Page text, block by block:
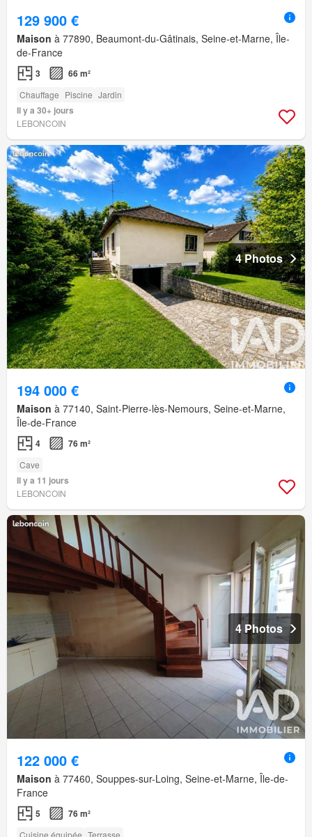
129 900 €
Maison à 77890, Beaumont-du-Gâtinais, Seine-et-Marne, Île-
de-France
3 66 m²
Chauffage Piscine Jardin
Il y a 30+ jours
LEBONCOIN
4 Photos
194 000 €
Maison à 77140, Saint-Pierre-lès-Nemours, Seine-et-Marne,
Île-de-France
4 76 m²
Cave
Il y a 11 jours
LEBONCOIN
4 Photos
122 000 €
Maison à 77460, Souppes-sur-Loing, Seine-et-Marne, Île-de-
France
5 76 m²
Cuisine équipée Terrasse